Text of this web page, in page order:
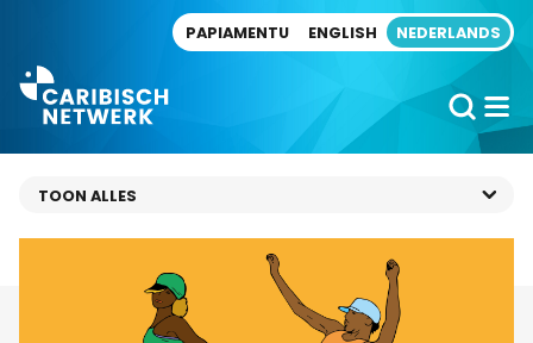
PAPIAMENTU ENGLISH NEDERLANDS